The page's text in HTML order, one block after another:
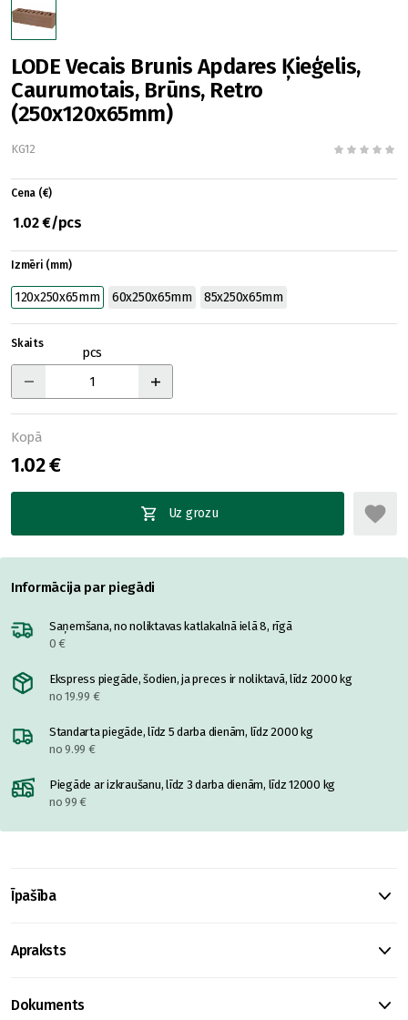
LODE Vecais Brunis Apdares Ķieģelis,
Caurumotais, Brūns, Retro
(250x120x65mm)
KG12
Cena (€)
1.02 €/pcs
Izmēri (mm)
120x250x65mm 60x250x65mm 85x250x65mm
Skaits
pcs
Kopā
1.02 €
Uz grozu
Informācija par piegādi
Saņemšana, no noliktavas katlakalnā ielā 8, rīgā
0 €
Ekspress piegāde, šodien, ja preces ir noliktavā, līdz 2000 kg
no 19.99 €
Standarta piegāde, līdz 5 darba dienām, līdz 2000 kg
no 9.99 €
Piegāde ar izkraušanu, līdz 3 darba dienām, līdz 12000 kg
no 99 €
Īpašība
Apraksts
Dokuments